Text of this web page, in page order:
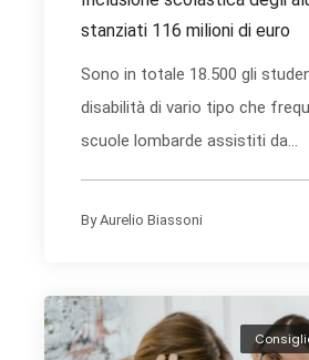
stanziati 116 milioni di euro
Sono in totale 18.500 gli
disabilità di vario tipo che
scuole lombarde assistiti da...
ByAurelio Biassoni